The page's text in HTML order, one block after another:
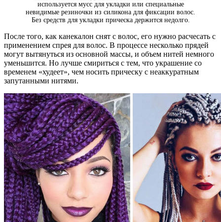
используется мусс для укладки или специальные
невидимые резиночки из силикона для фиксации волос.
Без средств для укладки прическа держится недолго.
После того, как канекалон снят с волос, его нужно расчесать с
применением спрея для волос. В процессе несколько прядей
могут вытянуться из основной массы, и объем нитей немного
уменьшится. Но лучше смириться с тем, что украшение со
временем «худеет», чем носить прическу с неаккуратным
запутанными нитями.